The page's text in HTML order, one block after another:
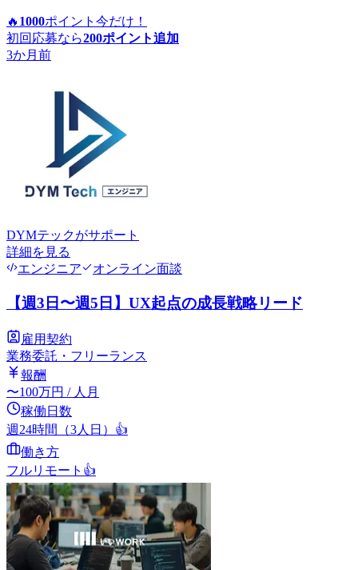
🔥 1000ポイント 今だけ！
初回応募なら200ポイント追加
3か月前
DYMテックがサポート
詳細を見る
エンジニア
オンライン面談
【週3日〜週5日】UX起点の成長戦略リード
雇用契約
業務委託・フリーランス
報酬
〜100万円 / 人月
稼働日数
週24時間（3人日） 👍
働き方
フルリモート 👍